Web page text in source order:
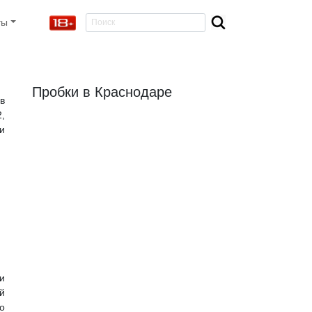
Пробки в Краснодаре